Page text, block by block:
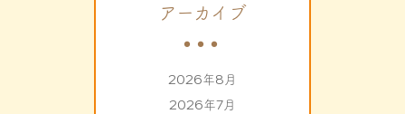
アーカイブ
2026年8月
2026年7月